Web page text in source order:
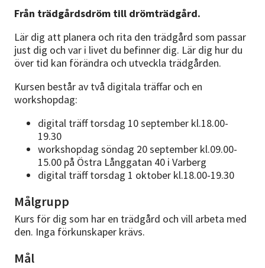
Från trädgårdsdröm till drömträdgård.
Lär dig att planera och rita den trädgård som passar
just dig och var i livet du befinner dig. Lär dig hur du
över tid kan förändra och utveckla trädgården.
Kursen består av två digitala träffar och en
workshopdag:
digital träff torsdag 10 september kl.18.00-
19.30
workshopdag söndag 20 september kl.09.00-
15.00 på Östra Långgatan 40 i Varberg
digital träff torsdag 1 oktober kl.18.00-19.30
Målgrupp
Kurs för dig som har en trädgård och vill arbeta med
den. Inga förkunskaper krävs.
Mål